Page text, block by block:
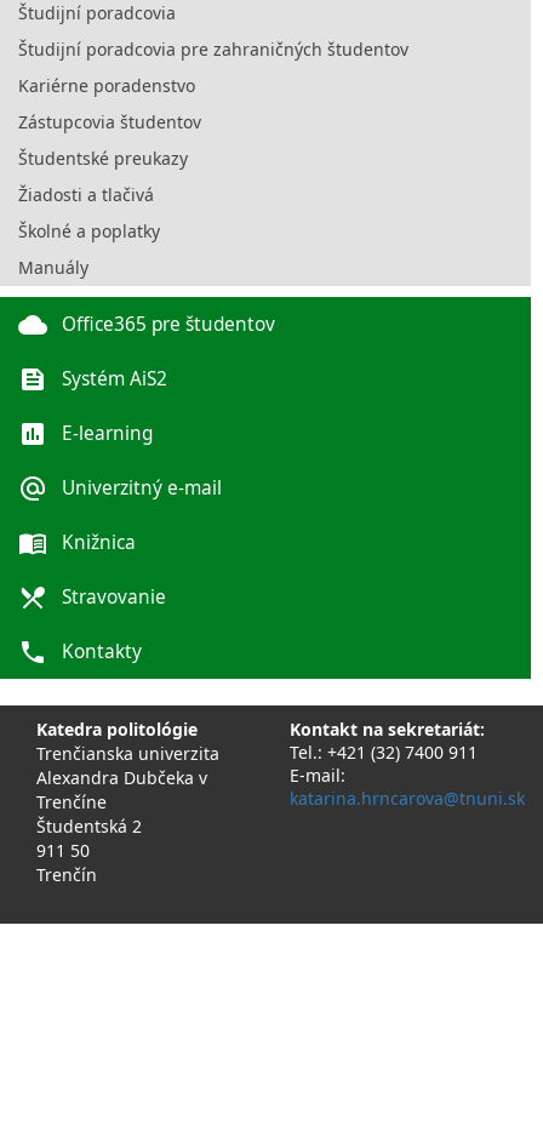
Študijní poradcovia
Študijní poradcovia pre zahraničných študentov
Kariérne poradenstvo
Zástupcovia študentov
Študentské preukazy
Žiadosti a tlačivá
Školné a poplatky
Manuály
cloud Office365 pre študentov
feed Systém AiS2
poll E-learning
alternate_email Univerzitný e-mail
menu_book Knižnica
local_dining Stravovanie
phone Kontakty
Katedra politológie
Trenčianska univerzita
Alexandra Dubčeka v
Trenčíne
Študentská 2
911 50
Trenčín
Kontakt na sekretariát:
Tel.: +421 (32) 7400 911
E-mail:
katarina.hrncarova@tnuni.sk